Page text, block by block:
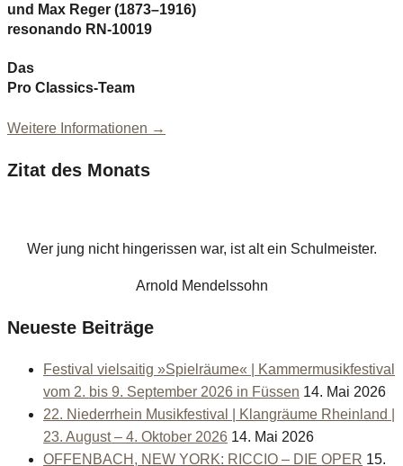
und Max Reger (1873–1916)
resonando RN-10019
Das
Pro Classics-Team
Weitere Informationen →
Zitat des Monats
Wer jung nicht hingerissen war, ist alt ein Schulmeister.
Arnold Mendelssohn
Neueste Beiträge
Festival vielsaitig »Spielräume« | Kammermusikfestival
vom 2. bis 9. September 2026 in Füssen 14. Mai 2026
22. Niederrhein Musikfestival | Klangräume Rheinland |
23. August – 4. Oktober 2026 14. Mai 2026
OFFENBACH, NEW YORK: RICCIO – DIE OPER 15.